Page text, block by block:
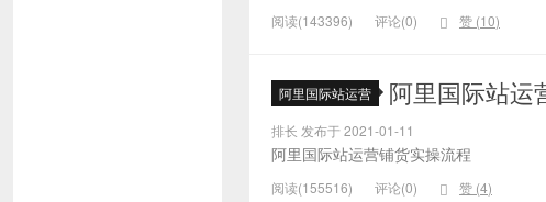
阅读(143396) 评论(0) 赞 (10)
阿里国际站运营 阿里国际站运
排长 发布于 2021-01-11
阿里国际站运营铺货实操流程
阅读(155516) 评论(0) 赞 (4)